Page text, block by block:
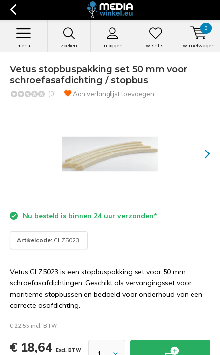
zoeken inloggen
menu wishlist winkelwagen
0
Vetus stopbuspakking set 50 mm voor
schroefasafdichting / stopbus
(0) Aan verlanglijst toevoegen
Nu besteld is binnen 24 uur verzonden*
Artikelcode: GLZ5023
Vetus GLZ5023 is een stopbuspakking set voor 50 mm
schroefasafdichtingen. Geschikt als vervangingsset voor
maritieme stopbussen en bedoeld voor onderhoud van een
correcte asafdichting.
€ 22,55 incl. BTW
€ 18,64 Excl. BTW